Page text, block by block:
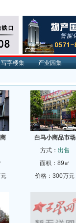
写字楼集 产业园集
白马小商品市场
方式： 出售
面积：89㎡
价格：300万元